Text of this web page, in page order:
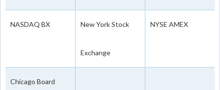
NASDAQ BX New York Stock
Exchange
NYSE AMEX
Chicago Board